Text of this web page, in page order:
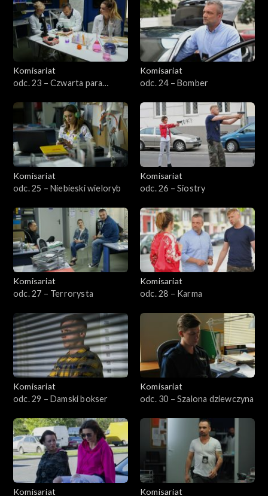
Komisariat
odc. 23 – Czwarta para
Komisariat
odc. 24 – Bomber
Komisariat
odc. 25 – Niebieski wieloryb
Komisariat
odc. 26 – Siostry
Komisariat
odc. 27 – Terrorysta
Komisariat
odc. 28 – Karma
Komisariat
odc. 29 – Damski bokser
Komisariat
odc. 30 – Szalona dziewczyna
Komisariat
Komisariat